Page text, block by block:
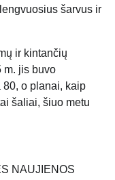
šarvus ir
ir kintančių
m. jis buvo
80, o planai, kaip
šaliai, šiuo metu
NAUJIENOS